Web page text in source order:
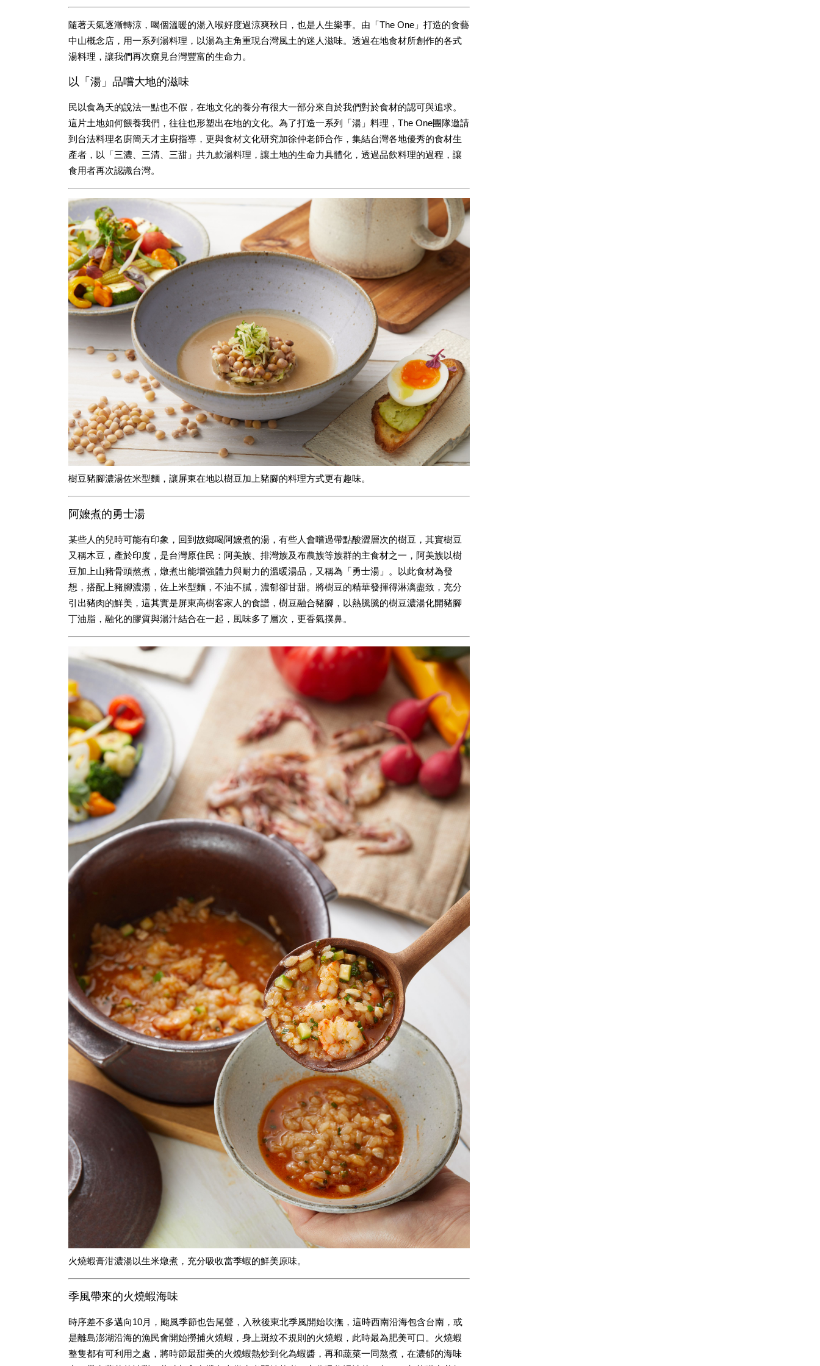
隨著天氣逐漸轉涼，喝個溫暖的湯入喉好度過涼爽秋日，也是人生樂事。由「The One」打造的食藝
中山概念店，用一系列湯料理，以湯為主角重現台灣風土的迷人滋味。透過在地食材所創作的各式
湯料理，讓我們再次窺見台灣豐富的生命力。
以「湯」品嚐大地的滋味
民以食為天的說法一點也不假，在地文化的養分有很大一部分來自於我們對於食材的認可與追求。
這片土地如何餵養我們，往往也形塑出在地的文化。為了打造一系列「湯」料理，The One團隊邀請
到台法料理名廚簡天才主廚指導，更與食材文化研究加徐仲老師合作，集結台灣各地優秀的食材生
產者，以「三濃、三清、三甜」共九款湯料理，讓土地的生命力具體化，透過品飲料理的過程，讓
食用者再次認識台灣。
樹豆豬腳濃湯佐米型麵，讓屏東在地以樹豆加上豬腳的料理方式更有趣味。
阿嬤煮的勇士湯
某些人的兒時可能有印象，回到故鄉喝阿嬤煮的湯，有些人會嚐過帶點酸澀層次的樹豆，其實樹豆
又稱木豆，產於印度，是台灣原住民：阿美族、排灣族及布農族等族群的主食材之一，阿美族以樹
豆加上山豬骨頭熬煮，燉煮出能增強體力與耐力的溫暖湯品，又稱為「勇士湯」。以此食材為發
想，搭配上豬腳濃湯，佐上米型麵，不油不膩，濃郁卻甘甜。將樹豆的精華發揮得淋漓盡致，充分
引出豬肉的鮮美，這其實是屏東高樹客家人的食譜，樹豆融合豬腳，以熱騰騰的樹豆濃湯化開豬腳
丁油脂，融化的膠質與湯汁結合在一起，風味多了層次，更香氣撲鼻。
火燒蝦膏泔濃湯以生米燉煮，充分吸收當季蝦的鮮美原味。
季風帶來的火燒蝦海味
時序差不多邁向10月，颱風季節也告尾聲，入秋後東北季風開始吹撫，這時西南沿海包含台南，或
是離島澎湖沿海的漁民會開始撈捕火燒蝦，身上斑紋不規則的火燒蝦，此時最為肥美可口。火燒蝦
整隻都有可利用之處，將時節最甜美的火燒蝦熱炒到化為蝦醬，再和蔬菜一同熬煮，在濃郁的海味